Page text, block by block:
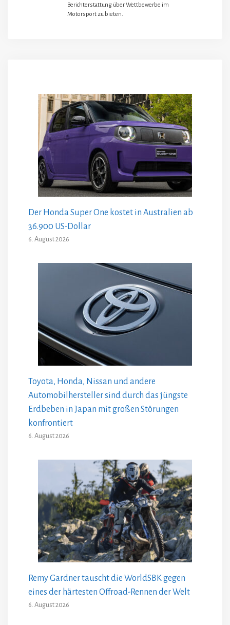
Berichterstattung über Wettbewerbe im
Motorsport zu bieten.
Der Honda Super One kostet in Australien ab
36.900 US-Dollar
6. August 2026
Toyota, Honda, Nissan und andere
Automobilhersteller sind durch das jüngste
Erdbeben in Japan mit großen Störungen
konfrontiert
6. August 2026
Remy Gardner tauscht die WorldSBK gegen
eines der härtesten Offroad-Rennen der Welt
6. August 2026